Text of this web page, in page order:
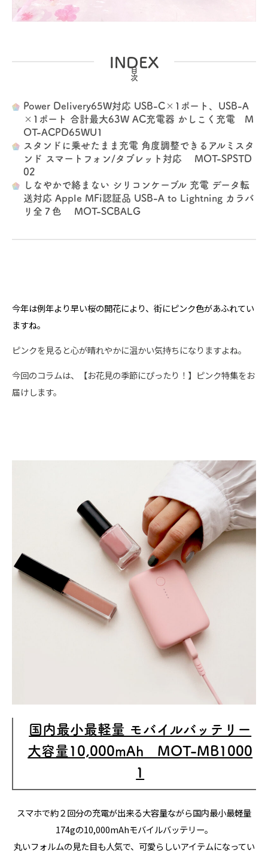
INDEX
Power Delivery65W対応 USB-C×1ポート、USB-A
×1ポート 合計最大63W AC充電器 かしこく充電 M
OT-ACPD65WU1
スタンドに乗せたまま充電 角度調整できるアルミスタ
ンド スマートフォン/タブレット対応 MOT-SPSTD
02
しなやかで絡まない シリコンケーブル 充電 データ転
送対応 Apple MFi認証品 USB-A to Lightning カラバ
リ全７色 MOT-SCBALG
今年は例年より早い桜の開花により、街にピンク色があふれてい
ますね。
ピンクを見ると心が晴れやかに温かい気持ちになりますよね。
今回のコラムは、【お花見の季節にぴったり！】ピンク特集をお
届けします。
国内最小最軽量 モバイルバッテリー
大容量10,000mAh MOT-MB1000
1
スマホで約２回分の充電が出来る大容量ながら国内最小最軽量
174gの10,000mAhモバイルバッテリー。
丸いフォルムの見た目も人気で、可愛らしいアイテムになってい